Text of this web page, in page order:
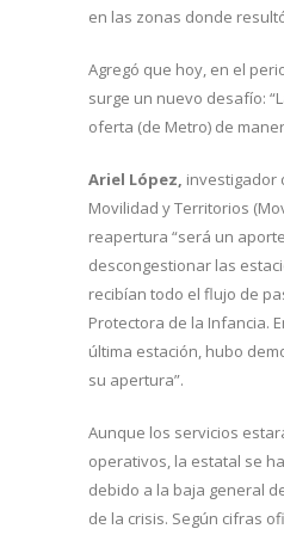
en las zonas donde
Agregó que hoy, en el
surge un nuevo desafío:
oferta (de Metro) de
Ariel López, investigador
Movilidad y Territorios
reapertura “será un
descongestionar las
recibían todo el flujo de
Protectora de la Infancia.
última estación, hubo
su apertura”.
Aunque los servicios
operativos, la estatal se
debido a la baja general
de la crisis. Según cifras